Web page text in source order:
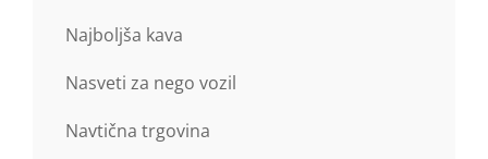
Najboljša kava
Nasveti za nego vozil
Navtična trgovina